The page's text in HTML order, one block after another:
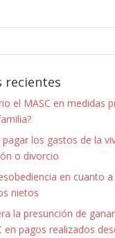
recientes
el MASC en medidas
pagar los gastos de la
o divorcio
en cuanto
nietos
la presunción de
en pagos realizados